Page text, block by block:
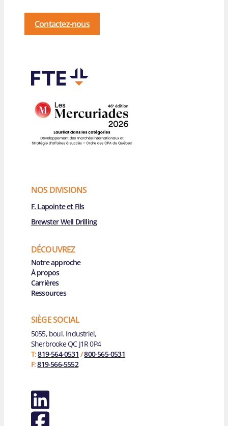
Contactez-nous
NOS DIVISIONS
F. Lapointe et Fils
Brewster Well Drilling
DÉCOUVREZ
Main Navigation
Notre approche
À propos
Carrières
Ressources
SIÈGE SOCIAL
5055, boul. Industriel,
Sherbrooke QC J1R 0P4
T:819-564-0531 /800-565-0531
F:819-566-5552